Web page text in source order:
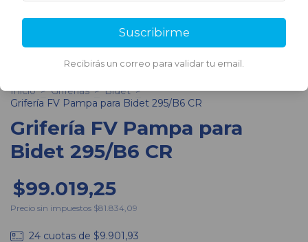
1/2
Inicio > Griferías > Bidet >
Grifería FV Pampa para Bidet 295/B6 CR
Grifería FV Pampa para
Bidet 295/B6 CR
$99.019,25
Precio sin impuestos $81.834,09
24 cuotas de $9.901,93
Suscribirme
Recibirás un correo para validar tu email.